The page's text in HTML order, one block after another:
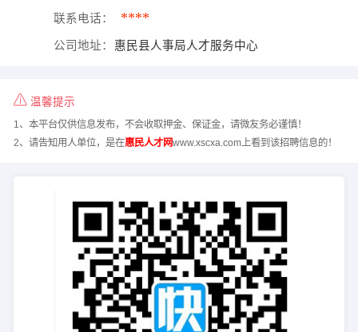
联系电话： ****
公司地址： 惠民县人事局人才服务中心
温馨提示
1、本平台仅供信息发布，不会收取押金、保证金，请微友务必谨慎！
2、请告知用人单位，是在惠民人才网www.xscxa.com上看到该招聘信息的！